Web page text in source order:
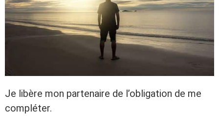
Je libère mon partenaire de l’obligation de me
compléter.